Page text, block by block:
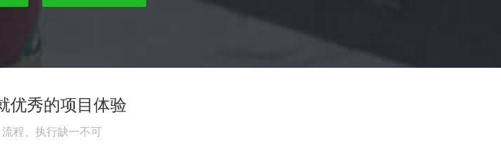
优秀的项目体验
程、执行缺一不可